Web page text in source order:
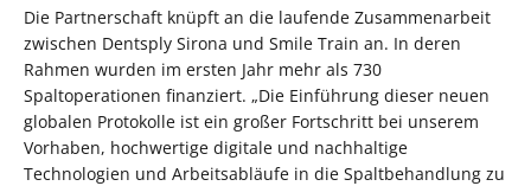
Die Partnerschaft knüpft an die laufende Zusammenarbeit
zwischen Dentsply Sirona und Smile Train an. In deren
Rahmen wurden im ersten Jahr mehr als 730
Spaltoperationen finanziert. „Die Einführung dieser neuen
globalen Protokolle ist ein großer Fortschritt bei unserem
Vorhaben, hochwertige digitale und nachhaltige
Technologien und Arbeitsabläufe in die Spaltbehandlung zu